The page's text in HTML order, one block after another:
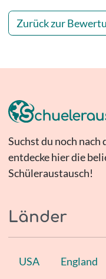
Zurück zur
Suchst du noch nach
entdecke hier die
Schüleraustausch!
Länder
USA England